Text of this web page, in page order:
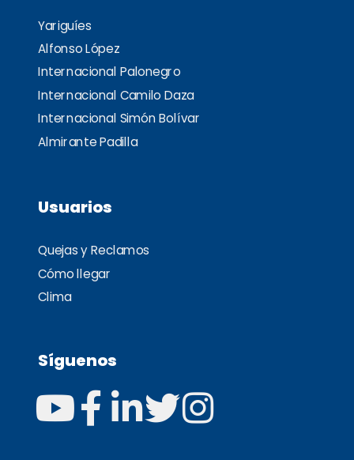
Yariguíes
Alfonso López
Internacional Palonegro
Internacional Camilo Daza
Internacional Simón Bolívar
Almirante Padilla
Usuarios
Quejas y Reclamos
Cómo llegar
Clima
Síguenos